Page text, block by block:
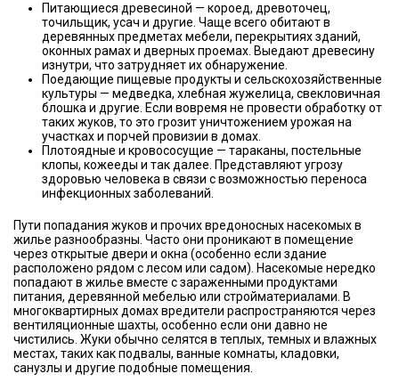
Питающиеся древесиной — короед, древоточец,
точильщик, усач и другие. Чаще всего обитают в
деревянных предметах мебели, перекрытиях зданий,
оконных рамах и дверных проемах. Выедают древесину
изнутри, что затрудняет их обнаружение.
Поедающие пищевые продукты и сельскохозяйственные
культуры — медведка, хлебная жужелица, свекловичная
блошка и другие. Если вовремя не провести обработку от
таких жуков, то это грозит уничтожением урожая на
участках и порчей провизии в домах.
Плотоядные и кровососущие — тараканы, постельные
клопы, кожееды и так далее. Представляют угрозу
здоровью человека в связи с возможностью переноса
инфекционных заболеваний.
Пути попадания жуков и прочих вредоносных насекомых в
жилье разнообразны. Часто они проникают в помещение
через открытые двери и окна (особенно если здание
расположено рядом с лесом или садом). Насекомые нередко
попадают в жилье вместе с зараженными продуктами
питания, деревянной мебелью или стройматериалами. В
многоквартирных домах вредители распространяются через
вентиляционные шахты, особенно если они давно не
чистились. Жуки обычно селятся в теплых, темных и влажных
местах, таких как подвалы, ванные комнаты, кладовки,
санузлы и другие подобные помещения.